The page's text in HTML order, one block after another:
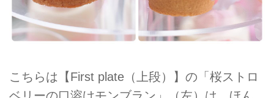
こちらは【First plate（上段）】の「桜ストロ